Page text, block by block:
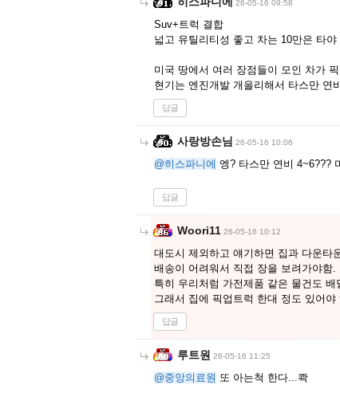
26-05-16 09:58
Suv+트럭 결합
넓고 유틸리티성 좋고 차는 10만은 타
미국 땅에서 여러 장점들이 모인 차가
현기는 엔진개발 개을리해서 타스만 연
답글
사랑방손님 26-05-16 10:06
@히스파니에 엥? 타스만 연비 4~6???
답글
Woori11 26-05-16 10:12
대도시 제외하고 얘기하면 집과 다운타
배송이 어려워서 직접 장을 보려가야함
특히 우리처럼 가전제품 같은 물건도
그래서 집에 픽업트럭 한대 정도 있어야
답글
루트원 26-05-16 11:25
@중앙의료원 또 아는척 한다...콱